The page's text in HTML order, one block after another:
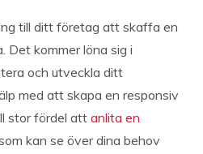
till ditt företag att skaffa en
Det kommer löna sig i
och utveckla ditt
med att skapa en responsiv
stor fördel att anlita en
kan se över dina behov